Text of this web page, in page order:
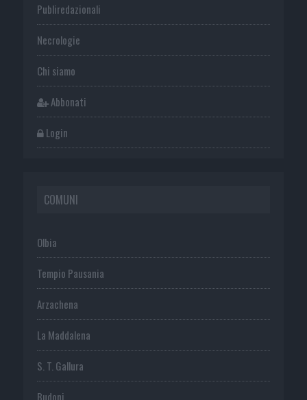
Publiredazionali
Necrologie
Chi siamo
Abbonati
Login
COMUNI
Olbia
Tempio Pausania
Arzachena
La Maddalena
S. T. Gallura
Budoni